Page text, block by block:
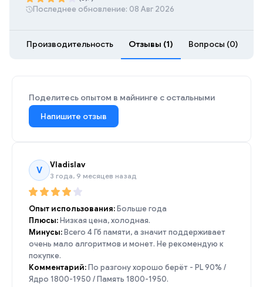
Последнее обновление: 08 Авг 2026
Производительность Отзывы (1) Вопросы (0)
Поделитесь опытом в майнинге с остальными
Напишите отзыв
V
Vladislav
3 года, 9 месяцев назад
Опыт использования:Больше года
Плюсы:Низкая цена, холодная.
Минусы:Всего 4 Гб памяти, а значит поддерживает
очень мало алгоритмов и монет. Не рекомендую к
покупке.
Комментарий:По разгону хорошо берёт - PL 90% /
Ядро 1800-1950 / Память 1800-1950.